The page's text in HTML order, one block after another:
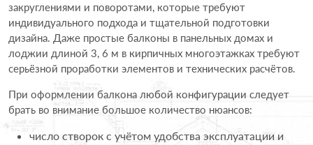
закруглениями и поворотами, которые требуют
индивидуального подхода и тщательной подготовки
дизайна. Даже простые балконы в панельных домах и
лоджии длиной 3, 6 м в кирпичных многоэтажках требуют
серьёзной проработки элементов и технических расчётов.
При оформлении балкона любой конфигурации следует
брать во внимание большое количество нюансов:
число створок с учётом удобства эксплуатации и